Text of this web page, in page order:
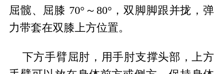
屈髋、屈膝 70°～80°，双脚脚跟并拢，弹
力带套在双膝上方位置。
下方手臂屈肘，用手肘支撑头部，上方